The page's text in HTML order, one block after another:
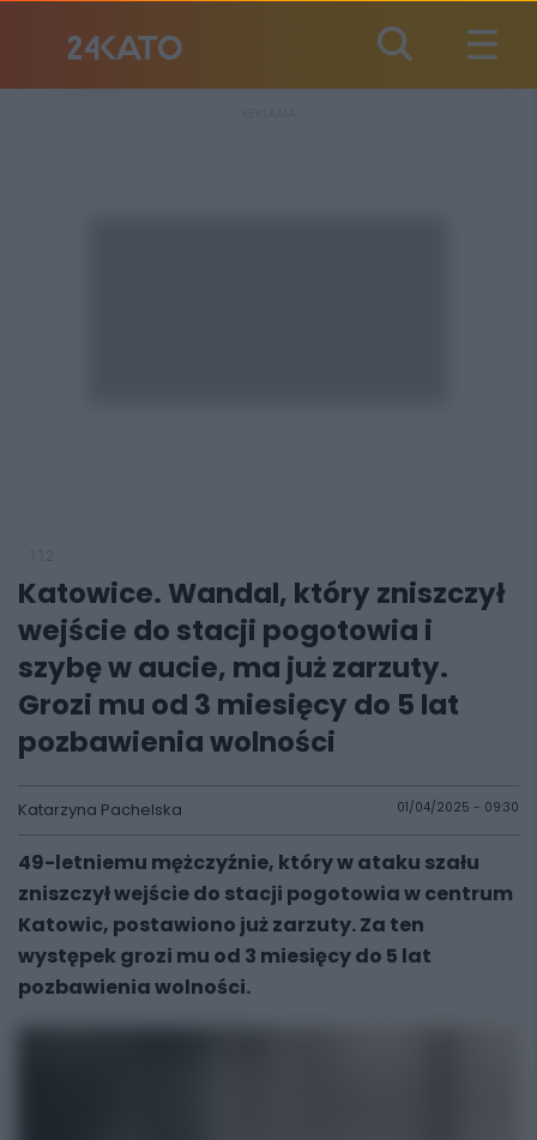
Katowice. Wandal, który zniszczył
wejście do stacji pogotowia i
szybę w aucie, ma już zarzuty.
Grozi mu od 3 miesięcy do 5 lat
pozbawienia wolności
Katarzyna Pachelska 01/04/2025 - 09:30
49-letniemu mężczyźnie, który w ataku szału
zniszczył wejście do stacji pogotowia w centrum
Katowic, postawiono już zarzuty. Za ten
występek grozi mu od 3 miesięcy do 5 lat
pozbawienia wolności.